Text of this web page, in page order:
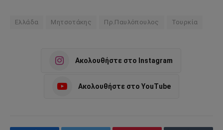
Ελλάδα Μητσοτάκης Πρ.Παυλόπουλος Τουρκία
Ακολουθήστε στο Instagram
Ακολουθήστε στο YouTube